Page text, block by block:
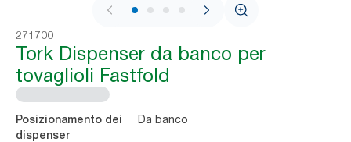
1 / 4
271700
Tork Dispenser da banco per
tovaglioli Fastfold
Posizionamento dei
dispenser
Da banco